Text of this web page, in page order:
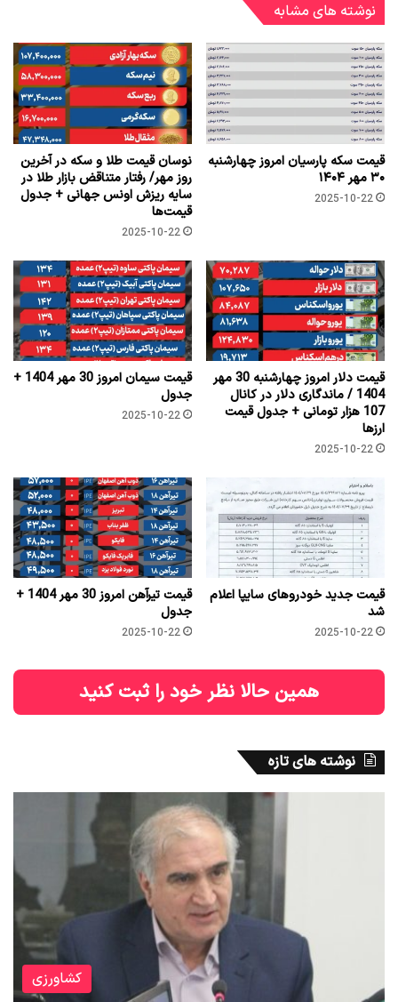
نوشته های مشابه
قیمت سکه پارسیان امروز چهارشنبه
۳۰ مهر ۱۴۰۴
2025-10-22
نوسان قیمت طلا و سکه در آخرین
روز مهر/ رفتار متناقض بازار طلا در
سایه ریزش اونس جهانی + جدول
قیمت‌ها
2025-10-22
قیمت دلار امروز چهارشنبه 30 مهر
1404 / ماندگاری دلار در کانال
107 هزار تومانی + جدول قیمت
ارزها
2025-10-22
قیمت سیمان امروز 30 مهر 1404 +
جدول
2025-10-22
قیمت جدید خودروهای سایپا اعلام
شد
2025-10-22
قیمت تیرآهن امروز 30 مهر 1404 +
جدول
2025-10-22
همین حالا نظر خود را ثبت کنید
نوشته های تازه
کشاورزی